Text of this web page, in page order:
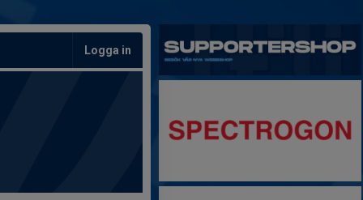
Logga in